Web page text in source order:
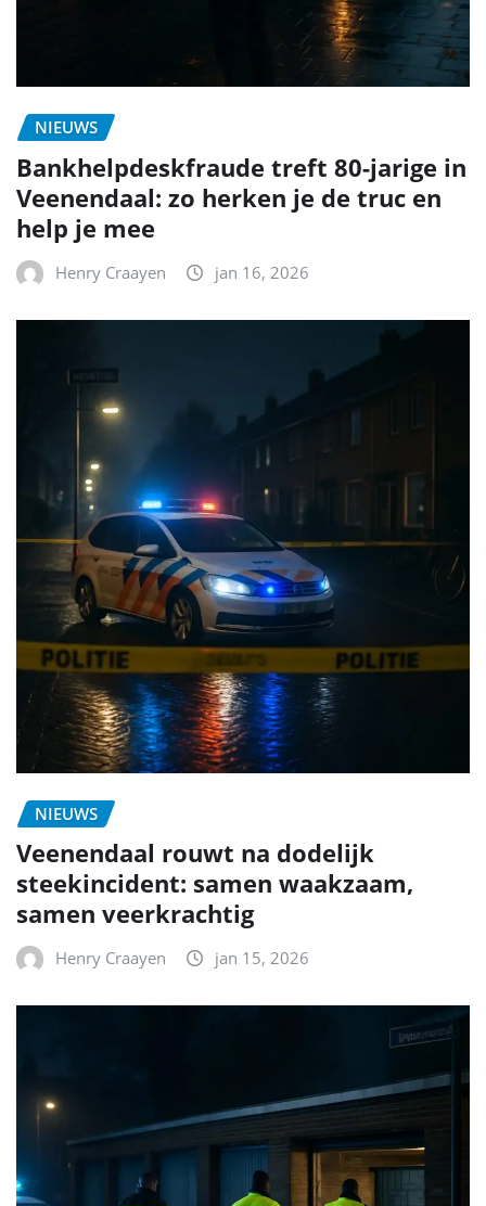
NIEUWS
Bankhelpdeskfraude treft 80-jarige in
Veenendaal: zo herken je de truc en
help je mee
Henry Craayen jan 16, 2026
NIEUWS
Veenendaal rouwt na dodelijk
steekincident: samen waakzaam,
samen veerkrachtig
Henry Craayen jan 15, 2026